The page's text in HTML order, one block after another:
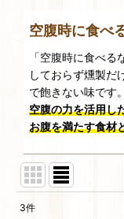
空腹時に食べ
「空腹時に食べ
しておらず燻製だ
で飽きない味です。
空腹の力を活用し
お腹を満たす食材
3件